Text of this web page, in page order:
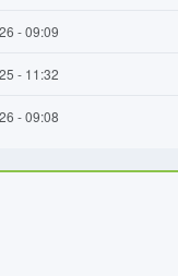
- 09:09
- 11:32
- 09:08